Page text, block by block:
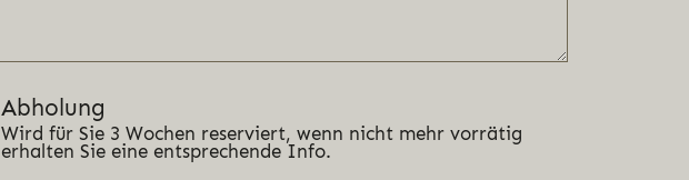
Abholung
Wird für Sie 3 Wochen reserviert, wenn nicht mehr vorrätig
erhalten Sie eine entsprechende Info.